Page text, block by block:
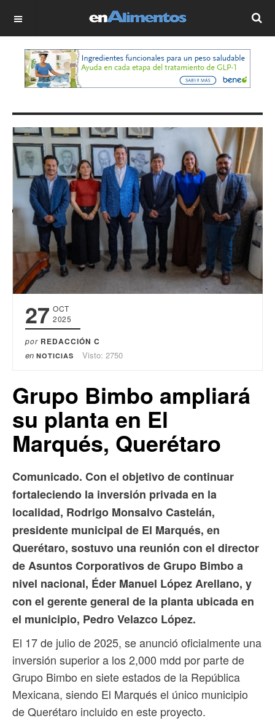
OFF CANVAS
27 OCT
2025
por REDACCIÓN C
en NOTICIAS Visto: 2750
Grupo Bimbo ampliará
su planta en El
Marqués, Querétaro
Comunicado. Con el objetivo de continuar
fortaleciendo la inversión privada en la
localidad, Rodrigo Monsalvo Castelán,
presidente municipal de El Marqués, en
Querétaro, sostuvo una reunión con el director
de Asuntos Corporativos de Grupo Bimbo a
nivel nacional, Éder Manuel López Arellano, y
con el gerente general de la planta ubicada en
el municipio, Pedro Velazco López.
El 17 de julio de 2025, se anunció oficialmente una
inversión superior a los 2,000 mdd por parte de
Grupo Bimbo en siete estados de la República
Mexicana, siendo El Marqués el único municipio
de Querétaro incluido en este proyecto.